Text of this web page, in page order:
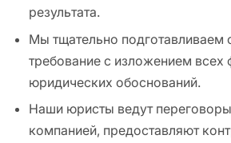
результата.
Мы тщательно подготавливаем
требование с изложением всех
юридических обоснований.
Наши юристы ведут
компанией, предоставляют